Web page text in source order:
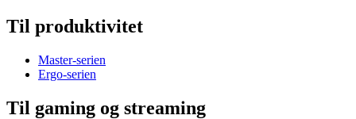
Til produktivitet
Master-serien
Ergo-serien
Til gaming og streaming